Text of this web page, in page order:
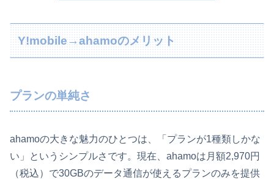
Y!mobile→ahamoのメリット
プランの単純さ
ahamoの大きな魅力のひとつは、「プランが1種類しかな
い」というシンプルさです。現在、ahamoは月額2,970円
（税込）で30GBのデータ通信が使えるプランのみを提供